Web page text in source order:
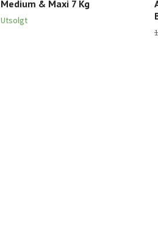
Medium & Maxi 7 Kg
Utsolgt